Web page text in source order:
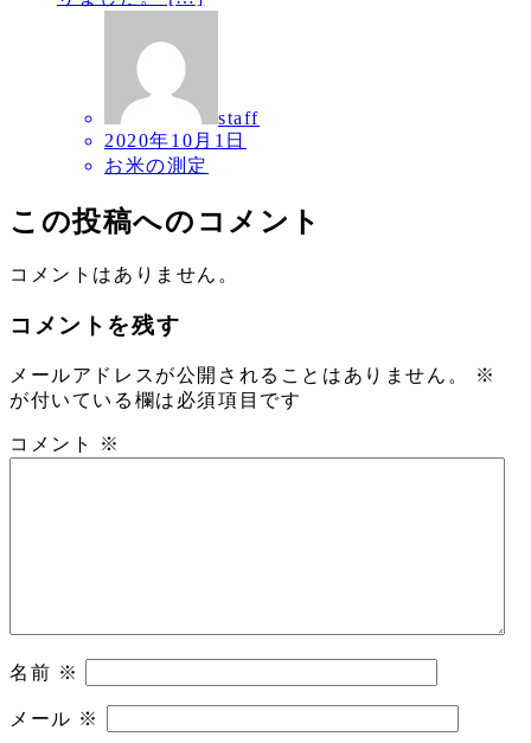
staff
2020年10月1日
お米の測定
この投稿へのコメント
コメントはありません。
コメントを残す
メールアドレスが公開されることはありません。
※
が付いている欄は必須項目です
コメント ※
名前 ※
メール ※